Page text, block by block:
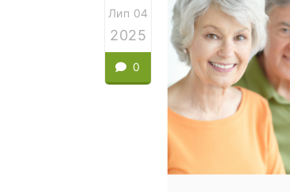
Лип 04
2025
0